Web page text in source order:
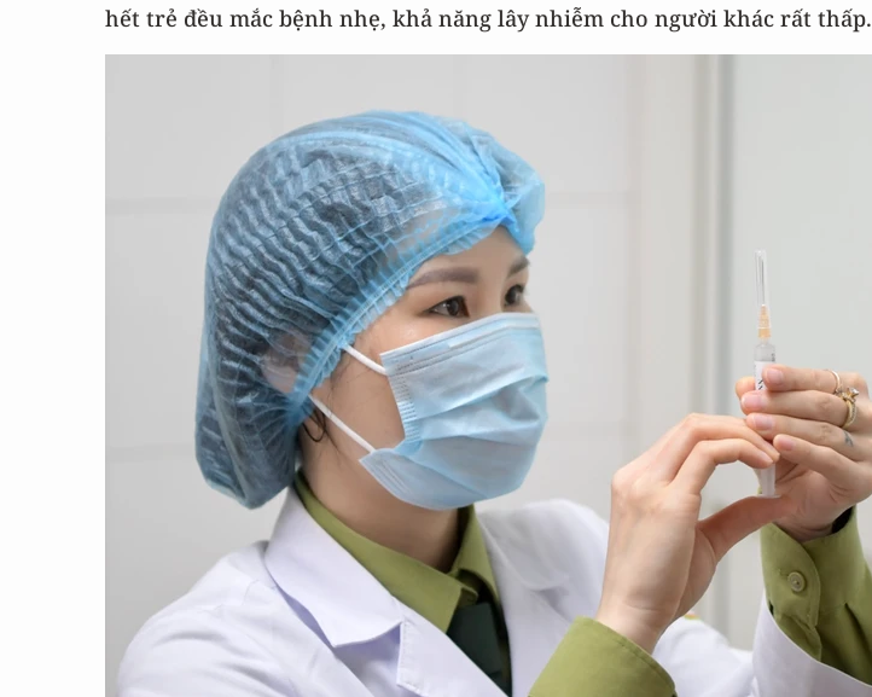
hết trẻ đều mắc bệnh nhẹ, khả năng lây nhiễm cho người khác rất thấp.